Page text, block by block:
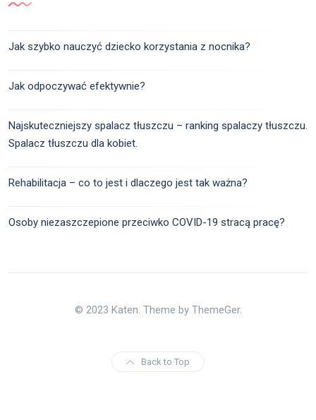
Jak szybko nauczyć dziecko korzystania z nocnika?
Jak odpoczywać efektywnie?
Najskuteczniejszy spalacz tłuszczu – ranking spalaczy tłuszczu.
Spalacz tłuszczu dla kobiet.
Rehabilitacja – co to jest i dlaczego jest tak ważna?
Osoby niezaszczepione przeciwko COVID-19 stracą pracę?
© 2023 Katen. Theme by ThemeGer.
Back to Top